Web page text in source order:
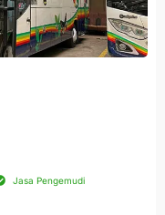
Jasa Pengemudi